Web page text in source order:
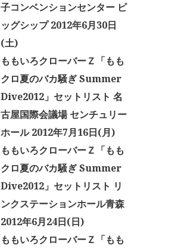
子コンベンションセンター ビ
ッグシップ 2012年6月30日
(土)
ももいろクローバーＺ「もも
クロ夏のバカ騒ぎ Summer
Dive2012」セットリスト 名
古屋国際会議場 センチュリー
ホール 2012年7月16日(月)
ももいろクローバーＺ「もも
クロ夏のバカ騒ぎ Summer
Dive2012」セットリスト リ
ンクステーションホール青森
2012年6月24日(日)
ももいろクローバーＺ「もも